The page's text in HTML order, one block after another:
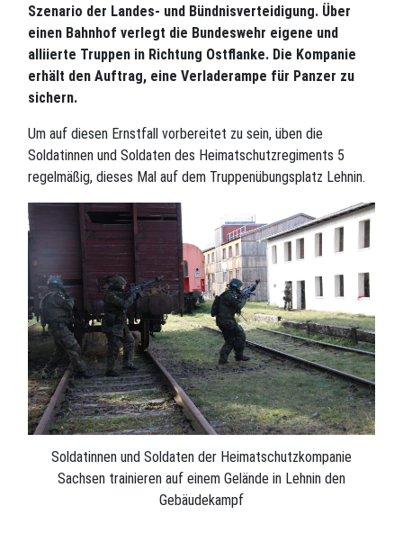
Szenario der Landes- und Bündnisverteidigung. Über
einen Bahnhof verlegt die Bundeswehr eigene und
alliierte Truppen in Richtung Ostflanke. Die Kompanie
erhält den Auftrag, eine Verladerampe für Panzer zu
sichern.
Um auf diesen Ernstfall vorbereitet zu sein, üben die
Soldatinnen und Soldaten des Heimatschutzregiments 5
regelmäßig, dieses Mal auf dem Truppenübungsplatz Lehnin.
Soldatinnen und Soldaten der Heimatschutzkompanie
Sachsen trainieren auf einem Gelände in Lehnin den
Gebäudekampf